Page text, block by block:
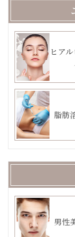
ヒア
脂肪
男性